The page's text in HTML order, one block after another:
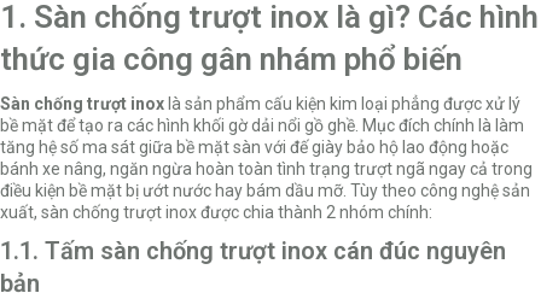
1. Sàn chống trượt inox là gì? Các hình
thức gia công gân nhám phổ biến
Sàn chống trượt inoxlà sản phẩm cấu kiện kim loại phẳng được xử lý
bề mặt để tạo ra các hình khối gờ dải nổi gồ ghề. Mục đích chính là làm
tăng hệ số ma sát giữa bề mặt sàn với đế giày bảo hộ lao động hoặc
bánh xe nâng, ngăn ngừa hoàn toàn tình trạng trượt ngã ngay cả trong
điều kiện bề mặt bị ướt nước hay bám dầu mỡ. Tùy theo công nghệ sản
xuất, sàn chống trượt inox được chia thành 2 nhóm chính:
1.1. Tấm sàn chống trượt inox cán đúc nguyên
bản